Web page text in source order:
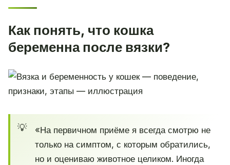
Как понять, что кошка
беременна после вязки?
«На первичном приёме я всегда смотрю не
только на симптом, с которым обратились,
но и оцениваю животное целиком. Иногда